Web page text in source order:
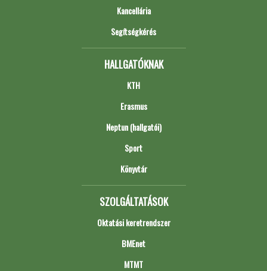
Kancellária
Segítségkérés
HALLGATÓKNAK
KTH
Erasmus
Neptun (hallgatói)
Sport
Könyvtár
SZOLGÁLTATÁSOK
Oktatási keretrendszer
BMEnet
MTMT